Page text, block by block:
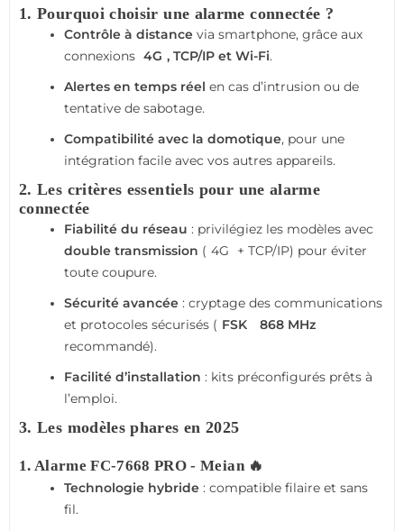
1. Pourquoi choisir une alarme connectée ?
Contrôle à distance via smartphone, grâce aux
connexions 4G , TCP/IP et Wi-Fi.
Alertes en temps réel en cas d’intrusion ou de
tentative de sabotage.
Compatibilité avec la domotique, pour une
intégration facile avec vos autres appareils.
2. Les critères essentiels pour une alarme
connectée
Fiabilité du réseau : privilégiez les modèles avec
double transmission ( 4G
+ TCP/IP) pour éviter
toute coupure.
Sécurité avancée : cryptage des communications
et protocoles sécurisés ( FSK
868 MHz
recommandé).
Facilité d’installation : kits préconfigurés prêts à
l’emploi.
3. Les modèles phares en 2025
1. Alarme FC-7668 PRO - Meian🔥
Technologie hybride : compatible filaire et sans
fil.